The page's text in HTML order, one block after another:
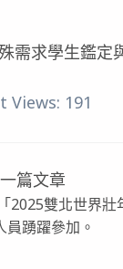
需求學生鑑定
Views: 191
篇文章
2025雙北世界壯
員踴躍參加。